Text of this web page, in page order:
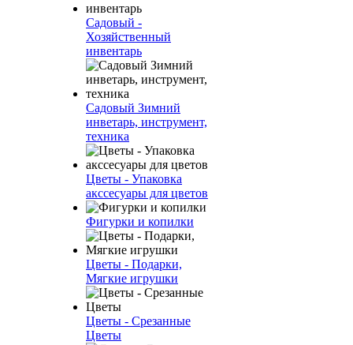
Садовый -
Хозяйственный
инвентарь
Садовый Зимний
инветарь, инструмент,
техника
Цветы - Упаковка
акссесуары для цветов
Фигурки и копилки
Цветы - Подарки,
Мягкие игрушки
Цветы - Срезанные
Цветы